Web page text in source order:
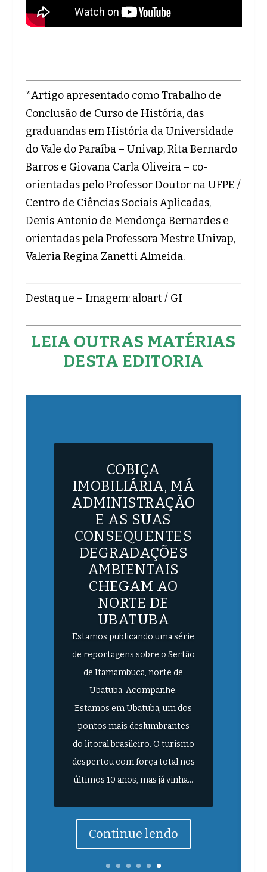
*Artigo apresentado como Trabalho de
Conclusão de Curso de História, das
graduandas em História da Universidade
do Vale do Paraíba – Univap, Rita Bernardo
Barros e Giovana Carla Oliveira – co-
orientadas pelo Professor Doutor na UFPE /
Centro de Ciências Sociais Aplicadas,
Denis Antonio de Mendonça Bernardes e
orientadas pela Professora Mestre Univap,
Valeria Regina Zanetti Almeida.
Destaque – Imagem: aloart / GI
LEIA OUTRAS MATÉRIAS
DESTA EDITORIA
COBIÇA
IMOBILIÁRIA, MÁ
ADMINISTRAÇÃO
E AS SUAS
CONSEQUENTES
DEGRADAÇÕES
AMBIENTAIS
CHEGAM AO
NORTE DE
UBATUBA
Estamos publicando uma série
de reportagens sobre o Sertão
de Itamambuca, norte de
Ubatuba. Acompanhe.
Estamos em Ubatuba, um dos
pontos mais deslumbrantes
do litoral brasileiro. O turismo
despertou com força total nos
últimos 10 anos, mas já vinha...
Continue lendo